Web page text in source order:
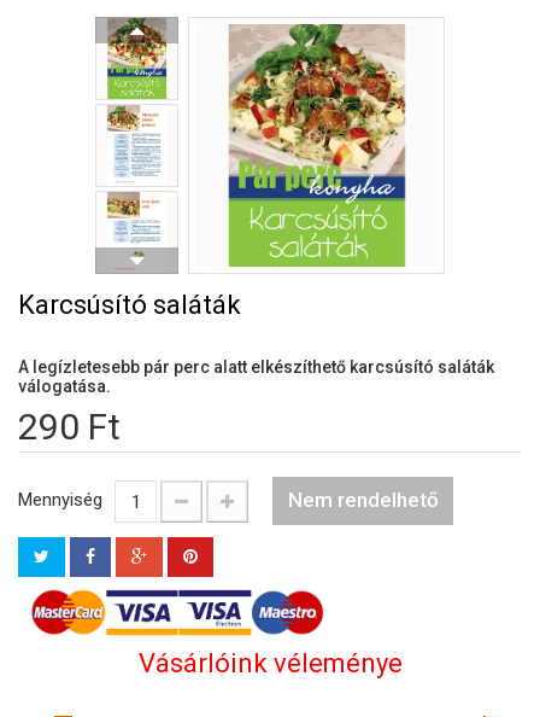
Karcsúsító saláták
A legízletesebb pár perc alatt elkészíthető karcsúsító saláták
válogatása.
290 Ft
Mennyiség Nem rendelhető
Vásárlóink véleménye